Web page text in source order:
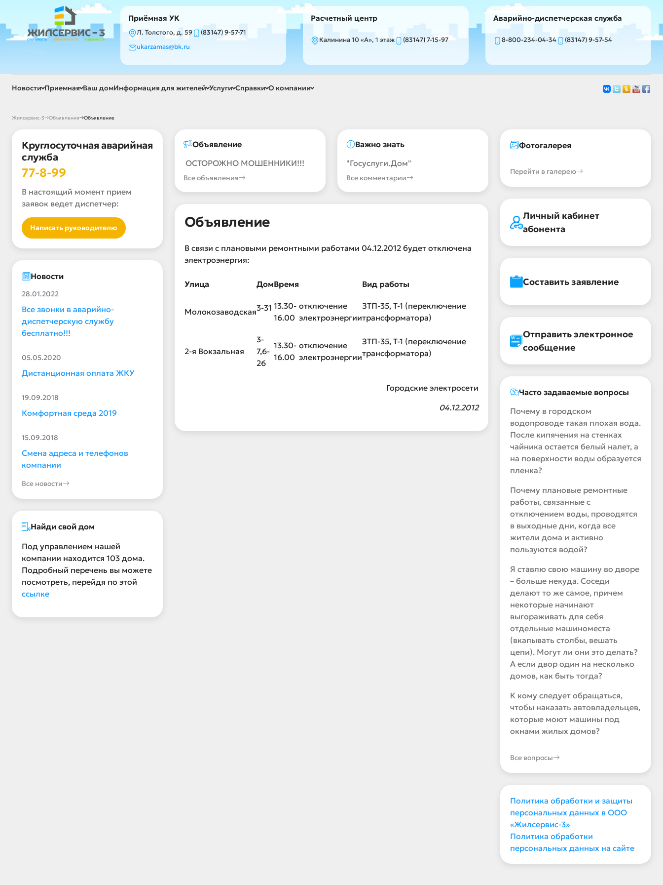
Приёмная УК
Л. Толстого, д. 59
(83147) 9-57-71
ukarzamas@bk.ru
Расчетный центр
Калинина 10 «А», 1 этаж (83147) 7-15-97
Аварийно-диспетчерская служба
8-800-234-04-34 (83147) 9-57-54
Новости Приемная Ваш домИнформация для жителей Услуги Справки О компании
Жилсервис-3→Объявления→Объявление
Круглосуточная аварийная
служба
77-8-99
В настоящий момент прием
заявок ведет диспетчер:
Написать руководителю
Новости
28.01.2022
Все звонки в аварийно-
диспетчерскую службу
бесплатно!!!
05.05.2020
Дистанционная оплата ЖКУ
19.09.2018
Комфортная среда 2019
15.09.2018
Смена адреса и телефонов
компании
Все новости
Найди свой дом
Под управлением нашей
компании находится 103 дома.
Подробный перечень вы можете
посмотреть, перейдя по этой
ссылке
Объявление
ОСТОРОЖНО МОШЕННИКИ!!!
Все объявления
Важно знать
"Госуслуги.Дом"
Все комментарии
Объявление
В связи с плановыми ремонтными работами 04.12.2012 будет отключена
электроэнергия:
Улица ДомВремя Вид работы
Молокозаводская3-31 13.30-
16.00
отключение
электроэнергии
ЗТП-35, Т-1 (переключение
трансформатора)
2-я Вокзальная
3-
7,6-
26
13.30-
16.00
отключение
электроэнергии
ЗТП-35, Т-1 (переключение
трансформатора)
Городские электросети
04.12.2012
Фотогалерея
Перейти в галерею
Личный кабинет
абонента
Составить заявление
Отправить электронное
сообщение
Часто задаваемые вопросы
Почему в городском
водопроводе такая плохая вода.
После кипячения на стенках
чайника остается белый налет, а
на поверхности воды образуется
пленка?
Почему плановые ремонтные
работы, связанные с
отключением воды, проводятся
в выходные дни, когда все
жители дома и активно
пользуются водой?
Я ставлю свою машину во дворе
– больше некуда. Соседи
делают то же самое, причем
некоторые начинают
выгораживать для себя
отдельные машиноместа
(вкапывать столбы, вешать
цепи). Могут ли они это делать?
А если двор один на несколько
домов, как быть тогда?
К кому следует обращаться,
чтобы наказать автовладельцев,
которые моют машины под
окнами жилых домов?
Все вопросы
Политика обработки и защиты
персональных данных в ООО
«Жилсервис-3»
Политика обработки
персональных данных на сайте